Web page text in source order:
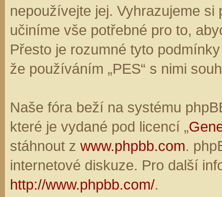
nepoužívejte jej. Vyhrazujeme
učiníme vše potřebné pro to,
Přesto je rozumné tyto
že používáním „PES“ s nimi
Naše fóra beží na systému
které je vydané pod licencí „
stáhnout z www.phpbb.com.
internetové diskuze. Pro další
http://www.phpbb.com/.